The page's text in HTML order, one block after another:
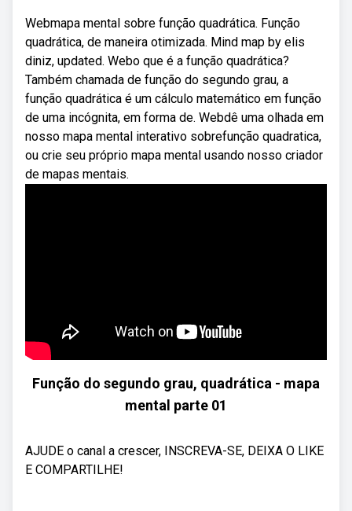
Webmapa mental sobre função quadrática. Função
quadrática, de maneira otimizada. Mind map by elis
diniz, updated. Webo que é a função quadrática?
Também chamada de função do segundo grau, a
função quadrática é um cálculo matemático em função
de uma incógnita, em forma de. Webdê uma olhada em
nosso mapa mental interativo sobrefunção quadratica,
ou crie seu próprio mapa mental usando nosso criador
de mapas mentais.
Função do segundo grau, quadrática - mapa
mental parte 01
AJUDE o canal a crescer, INSCREVA-SE, DEIXA O LIKE
E COMPARTILHE!